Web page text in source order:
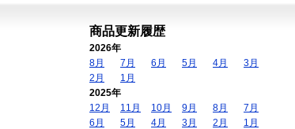
商品更新履歴
2026年
8月
7月 6月 5月 4月
3月
2月
1月
2025年
12月
11月 10月 9月 8月
7月
6月
5月 4月 3月 2月
1月